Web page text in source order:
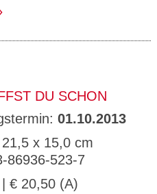
DU SCHON
01.10.2013
x 15,0 cm
86936-523-7
| € 20,50 (A)